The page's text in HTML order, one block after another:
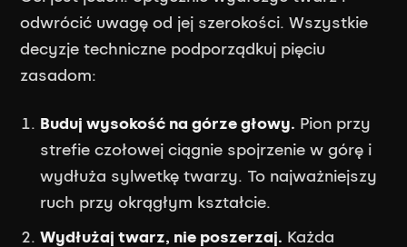
odwrócić uwagę od jej szerokości. Wszystkie
decyzje techniczne podporządkuj pięciu
zasadom:
Buduj wysokość na górze głowy. Pion przy
strefie czołowej ciągnie spojrzenie w górę i
wydłuża sylwetkę twarzy. To najważniejszy
ruch przy okrągłym kształcie.
Wydłużaj twarz, nie poszerzaj. Każda